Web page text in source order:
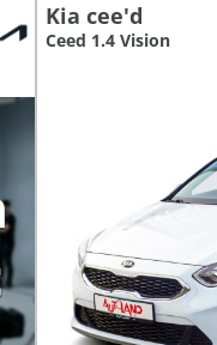
Kia cee'd
Ceed 1.4 Vision